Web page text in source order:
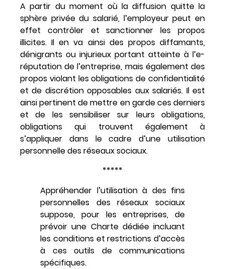
A partir du moment où la diffusion quitte la
sphère privée du salarié, l’employeur peut en
effet contrôler et sanctionner les propos
illicites. Il en va ainsi des propos diffamants,
dénigrants ou injurieux portant atteinte à l’e-
réputation de l’entreprise, mais également des
propos violant les obligations de confidentialité
et de discrétion opposables aux salariés. Il est
ainsi pertinent de mettre en garde ces derniers
et de les sensibiliser sur leurs obligations,
obligations qui trouvent également à
s’appliquer dans le cadre d’une utilisation
personnelle des réseaux sociaux.
*****
Appréhender l’utilisation à des fins
personnelles des réseaux sociaux
suppose, pour les entreprises, de
prévoir une Charte dédiée incluant
les conditions et restrictions d’accès
à ces outils de communications
spécifiques.